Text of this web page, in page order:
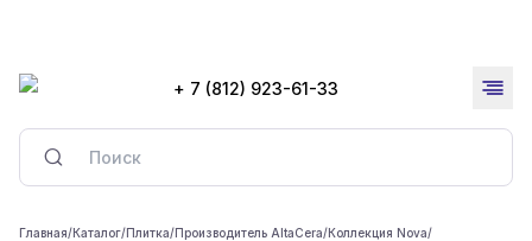
+ 7 (812) 923-61-33
Главная/Каталог/Плитка/Производитель AltaCera/Коллекция Nova/